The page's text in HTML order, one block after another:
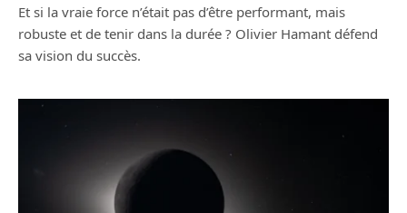
Et si la vraie force n’était pas d’être performant, mais
robuste et de tenir dans la durée ? Olivier Hamant défend
sa vision du succès.